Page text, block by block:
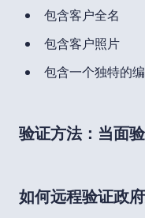
包含客户全名
包含客户照片
包含一个独特的
验证方法：当面
如何远程验证政